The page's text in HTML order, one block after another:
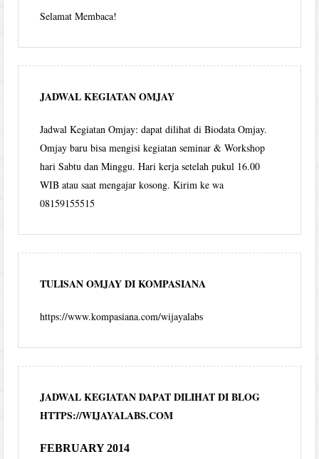
Selamat Membaca!
JADWAL KEGIATAN OMJAY
Jadwal Kegiatan Omjay: dapat dilihat di Biodata Omjay.
Omjay baru bisa mengisi kegiatan seminar & Workshop
hari Sabtu dan Minggu. Hari kerja setelah pukul 16.00
WIB atau saat mengajar kosong. Kirim ke wa
08159155515
TULISAN OMJAY DI KOMPASIANA
https://www.kompasiana.com/wijayalabs
JADWAL KEGIATAN DAPAT DILIHAT DI BLOG
HTTPS://WIJAYALABS.COM
FEBRUARY 2014